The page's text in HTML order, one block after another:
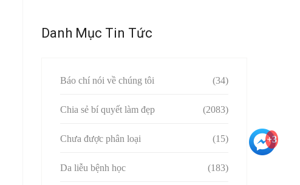
Danh Mục Tin Tức
Báo chí nói về chúng tôi (34)
Chia sẻ bí quyết làm đẹp (2083)
Chưa được phân loại (15)
Da liễu bệnh học (183)
+3